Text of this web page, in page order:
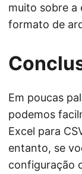
muito sobre a
formato de
Em poucas
podemos
Excel para
entanto, se
configuração